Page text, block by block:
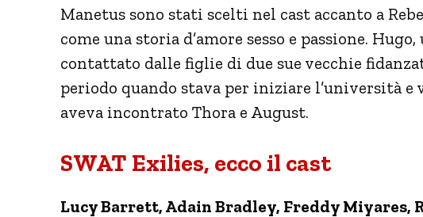
Manetus sono stati scelti nel cast accanto a
come una storia d’amore sesso e passione.
contattato dalle figlie di due sue vecchie
periodo quando stava per iniziare l’università
aveva incontrato Thora e August.
SWAT Exilies, ecco il cast
Lucy Barrett, Adain Bradley, Freddy Miyares,